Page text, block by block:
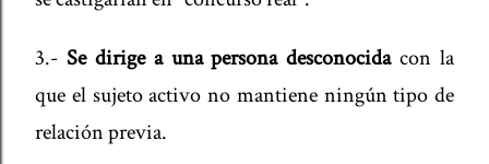
3.- Se dirige a una persona desconocidacon la
que el sujeto activo no mantiene ningún tipo de
relación previa.